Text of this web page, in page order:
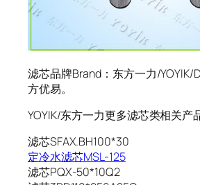
滤芯品牌Brand：东方一力/YOYIK/
方优易。
YOYIK/东方一力更多滤芯类相关产
滤芯SFAX.BH100*30
定冷水滤芯MSL-125
滤芯PQX-50*10Q2